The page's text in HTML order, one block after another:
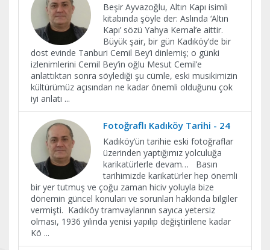
Beşir Ayvazoğlu, Altın Kapı isimli
kitabında şöyle der: Aslında ‘Altın
Kapı’ sözü Yahya Kemal’e aittir.
Büyük şair, bir gün Kadıköy’de bir
dost evinde Tanburi Cemil Bey’i dinlemiş; o günki
izlenimlerini Cemil Bey’in oğlu Mesut Cemil’e
anlattıktan sonra söylediği şu cümle, eski musikimizin
kültürümüz açısından ne kadar önemli olduğunu çok
iyi anlatı ...
Fotoğraflı Kadıköy Tarihi - 24
Kadıköy’ün tarihie eski fotoğraflar
üzerinden yaptığımız yolculuğa
karikatürlerle devam… Basın
tarihimizde karikatürler hep önemli
bir yer tutmuş ve çoğu zaman hiciv yoluyla bize
dönemin güncel konuları ve sorunları hakkında bilgiler
vermişti. Kadıköy tramvaylarının sayıca yetersiz
olması, 1936 yılında yenisi yapılıp değiştirilene kadar
Kö ...